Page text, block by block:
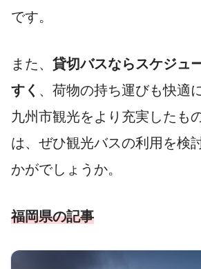
です。
また、 貸切バスならスケジュ
すく 、荷物の持ち運びも快適
九州市観光をより充実したも
は、ぜひ観光バスの利用を検
かがでしょうか。
福岡県の記事